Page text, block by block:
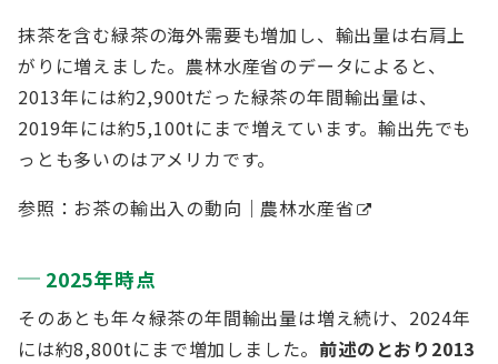
抹茶を含む緑茶の海外需要も増加し、輸出量は右肩上
がりに増えました。農林水産省のデータによると、
2013年には約2,900tだった緑茶の年間輸出量は、
2019年には約5,100tにまで増えています。輸出先でも
っとも多いのはアメリカです。
参照： お茶の輸出入の動向｜農林水産省
2025年時点
そのあとも年々緑茶の年間輸出量は増え続け、2024年
には約8,800tにまで増加しました。 前述のとおり2013